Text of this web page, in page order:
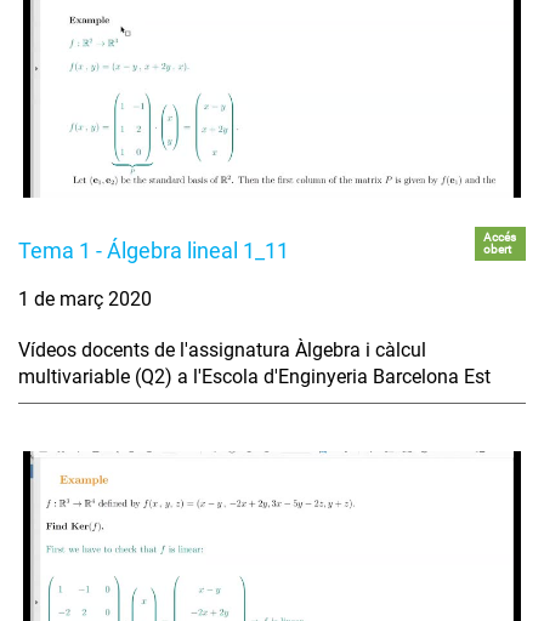
Tema 1 - Álgebra lineal 1_11
Accés
obert
1 de març 2020
Vídeos docents de l'assignatura Àlgebra i càlcul
multivariable (Q2) a l'Escola d'Enginyeria Barcelona Est